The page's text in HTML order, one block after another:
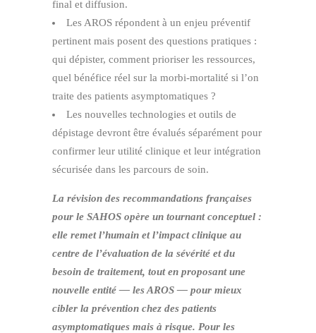
final et diffusion.
Les AROS répondent à un enjeu préventif
pertinent mais posent des questions pratiques :
qui dépister, comment prioriser les ressources,
quel bénéfice réel sur la morbi‑mortalité si l’on
traite des patients asymptomatiques ?
Les nouvelles technologies et outils de
dépistage devront être évalués séparément pour
confirmer leur utilité clinique et leur intégration
sécurisée dans les parcours de soin.
La révision des recommandations françaises
pour le SAHOS opère un tournant conceptuel :
elle remet l’humain et l’impact clinique au
centre de l’évaluation de la sévérité et du
besoin de traitement, tout en proposant une
nouvelle entité — les AROS — pour mieux
cibler la prévention chez des patients
asymptomatiques mais à risque. Pour les